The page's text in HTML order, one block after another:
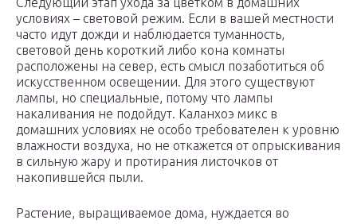
условиях – световой режим. Если в вашей местности
часто идут дожди и наблюдается туманность,
световой день короткий либо кона комнаты
расположены на север, есть смысл позаботиться об
искусственном освещении. Для этого существуют
лампы, но специальные, потому что лампы
накаливания не подойдут. Каланхоэ микс в
домашних условиях не особо требователен к уровню
влажности воздуха, но не откажется от опрыскивания
в сильную жару и протирания листочков от
накопившейся пыли.
Растение, выращиваемое дома, нуждается во